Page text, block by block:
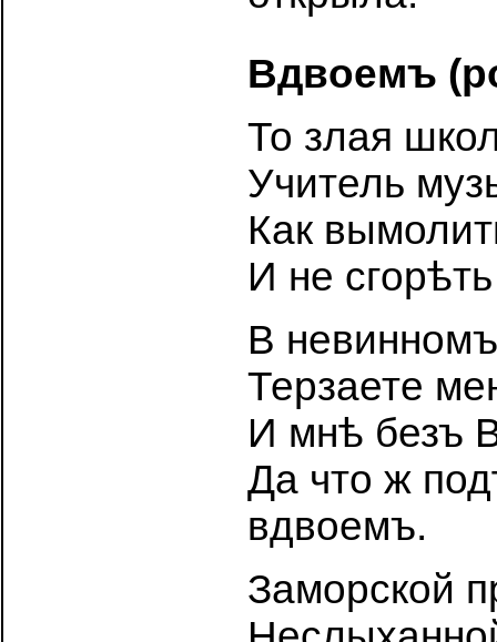
Вдвоемъ
То злая
Учитель
Как
И не
В
Терзаете
И мнѣ безъ
Да что ж
вдвоемъ.
Заморской